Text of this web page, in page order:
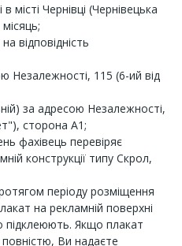
місті Чернівці (Чернівецька
відповідність
Незалежності, 115 (6-ий від
за адресою Незалежності,
сторона А1;
фахівець перевіряє
конструкції типу Скрол,
періоду розміщення
на рекламній поверхні
підклеюють. Якщо плакат
Ви надаєте